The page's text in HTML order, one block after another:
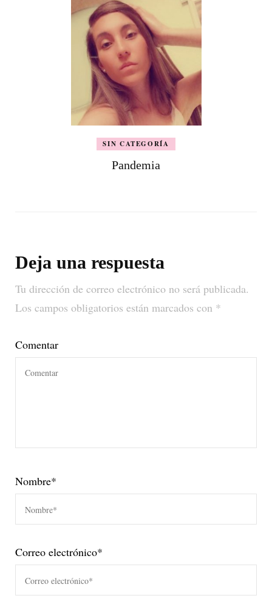
SIN CATEGORÍA
Pandemia
Deja una respuesta
Tu dirección de correo electrónico no será publicada.
Los campos obligatorios están marcados con *
Comentar
Nombre*
Correo electrónico*